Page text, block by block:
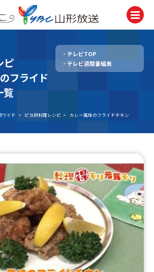
ス
ンサー
ント
会・プレゼント
ンド
ピ
フライド
覧
テレビTOP
テレビ週間番組表
ワイド > ピヨ卵料理レシピ > カレー風味のフライドチキン